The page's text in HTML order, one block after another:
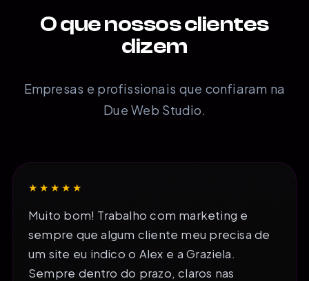
O que nossos clientes
dizem
Empresas e profissionais que confiaram na
Due Web Studio.
★★★★★
Muito bom! Trabalho com marketing e
sempre que algum cliente meu precisa de
um site eu indico o Alex e a Graziela.
Sempre dentro do prazo, claros nas